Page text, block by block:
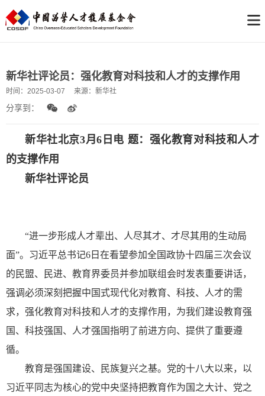
新华社评论员：强化教育对科技和人才的支撑作用
时间： 2025-03-07 来源： 新华社
分享到：
新华社北京3月6日电 题：强化教育对科技和人才
的支撑作用
新华社评论员
“进一步形成人才辈出、人尽其才、才尽其用的生动局
面”。习近平总书记6日在看望参加全国政协十四届三次会议
的民盟、民进、教育界委员并参加联组会时发表重要讲话，
强调必须深刻把握中国式现代化对教育、科技、人才的需
求，强化教育对科技和人才的支撑作用，为我们建设教育强
国、科技强国、人才强国指明了前进方向、提供了重要遵
循。
教育是强国建设、民族复兴之基。党的十八大以来，以
习近平同志为核心的党中央坚持把教育作为国之大计、党之